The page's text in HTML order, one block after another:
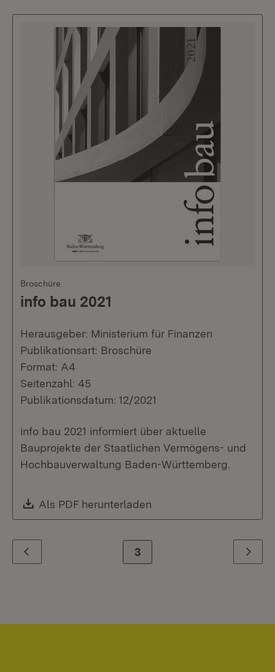
Broschüre
info bau 2021
Herausgeber: Ministerium für Finanzen
Publikationsart: Broschüre
Format: A4
Seitenzahl: 45
Publikationsdatum: 12/2021
info bau 2021 informiert über aktuelle
Bauprojekte der Staatlichen Vermögens- und
Hochbauverwaltung Baden-Württemberg.
Download:
Als PDF herunterladen
Zurück Zur Seite
3 Weiter